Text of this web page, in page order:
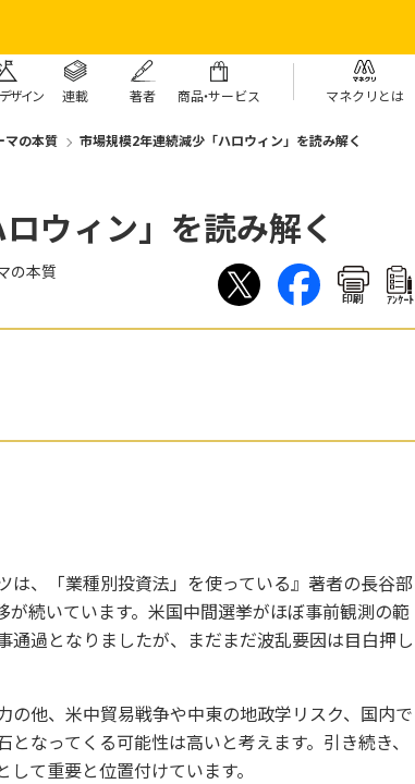
ザイン 連載 著者 商品・サービス マネクリとは
マの本質 市場規模2年連続減少「ハロウィン」を読み解く
ウィン」を読み解く
の本質
印刷 ｱﾝｹｰﾄ
、「業種別投資法」を使っている』著者の長谷部
続いています。米国中間選挙がほぼ事前観測の範
過となりましたが、まだまだ波乱要因は目白押し
他、米中貿易戦争や中東の地政学リスク、国内で
なってくる可能性は高いと考えます。引き続き、
て重要と位置付けています。